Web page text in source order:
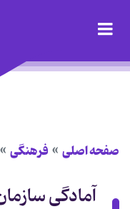
صفحه اصلی فرهنگی
آمادگی